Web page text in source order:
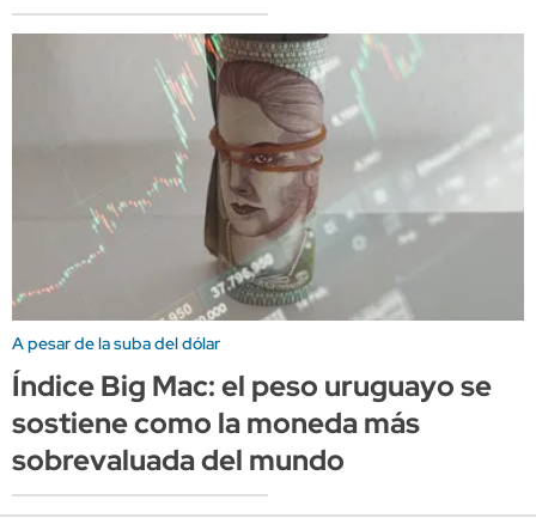
A pesar de la suba del dólar
Índice Big Mac: el peso uruguayo se
sostiene como la moneda más
sobrevaluada del mundo